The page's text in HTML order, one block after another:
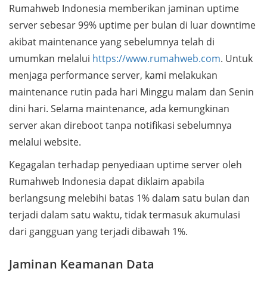
Rumahweb Indonesia memberikan jaminan uptime
server sebesar 99% uptime per bulan di luar downtime
akibat maintenance yang sebelumnya telah di
umumkan melalui https://www.rumahweb.com. Untuk
menjaga performance server, kami melakukan
maintenance rutin pada hari Minggu malam dan Senin
dini hari. Selama maintenance, ada kemungkinan
server akan direboot tanpa notifikasi sebelumnya
melalui website.
Kegagalan terhadap penyediaan uptime server oleh
Rumahweb Indonesia dapat diklaim apabila
berlangsung melebihi batas 1% dalam satu bulan dan
terjadi dalam satu waktu, tidak termasuk akumulasi
dari gangguan yang terjadi dibawah 1%.
Jaminan Keamanan Data